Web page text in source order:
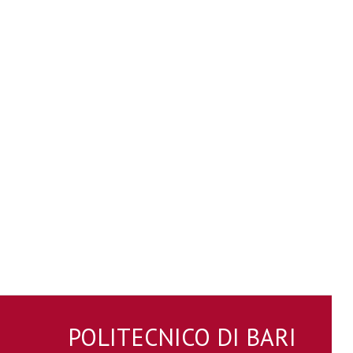
POLITECNICO DI BARI